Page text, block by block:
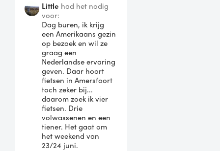
Little had het nodig
voor:
Dag buren, ik krijg
een Amerikaans gezin
op bezoek en wil ze
graag een
Nederlandse ervaring
geven. Daar hoort
fietsen in Amersfoort
toch zeker bij...
daarom zoek ik vier
fietsen. Drie
volwassenen en een
tiener. Het gaat om
het weekend van
23/24 juni.